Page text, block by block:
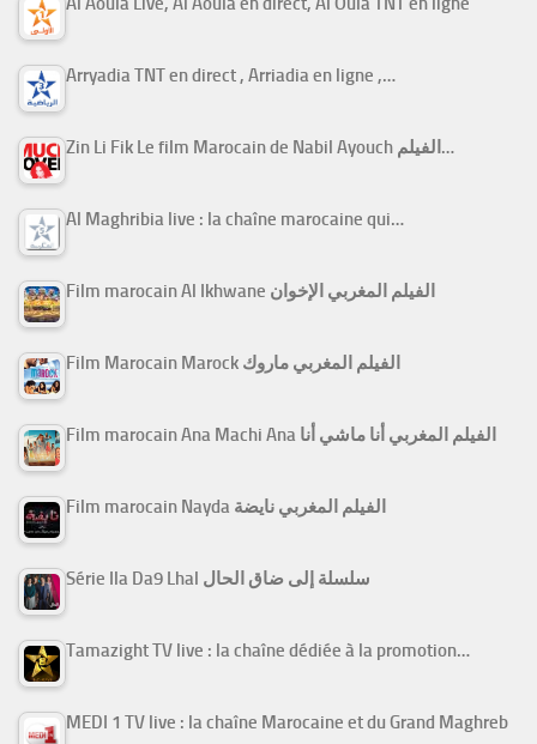
Arryadia TNT en direct , Arriadia en ligne ,…
Zin Li Fik Le film Marocain de Nabil Ayouch الفيلم…
Al Maghribia live : la chaîne marocaine qui…
Film marocain Al Ikhwane الفيلم المغربي الإخوان
Film Marocain Marock الفيلم المغربي ماروك
Film marocain Ana Machi Ana الفيلم المغربي أنا ماشي أنا
Film marocain Nayda الفيلم المغربي نايضة
Série Ila Da9 Lhal سلسلة إلى ضاق الحال
Tamazight TV live : la chaîne dédiée à la promotion…
MEDI 1 TV live : la chaîne Marocaine et du Grand Maghreb